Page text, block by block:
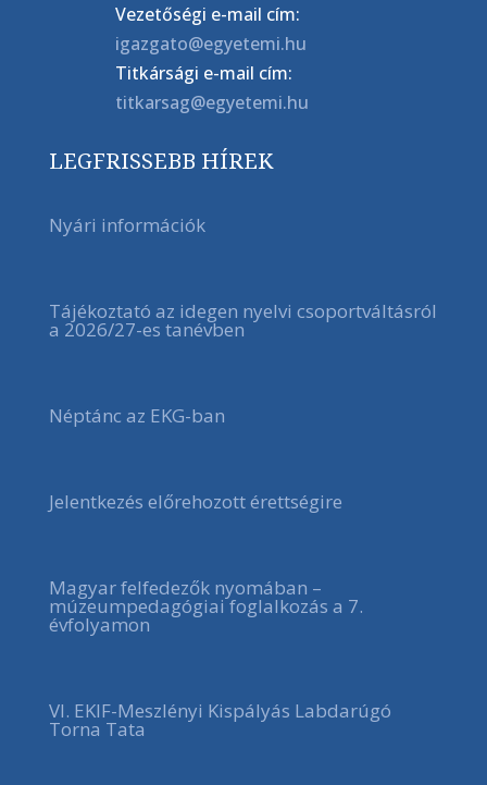
Vezetőségi e-mail cím:
igazgato@egyetemi.hu
Titkársági e-mail cím:
titkarsag@egyetemi.hu
LEGFRISSEBB HÍREK
Nyári információk
Tájékoztató az idegen nyelvi csoportváltásról
a 2026/27-es tanévben
Néptánc az EKG-ban
Jelentkezés előrehozott érettségire
Magyar felfedezők nyomában –
múzeumpedagógiai foglalkozás a 7.
évfolyamon
VI. EKIF-Meszlényi Kispályás Labdarúgó
Torna Tata